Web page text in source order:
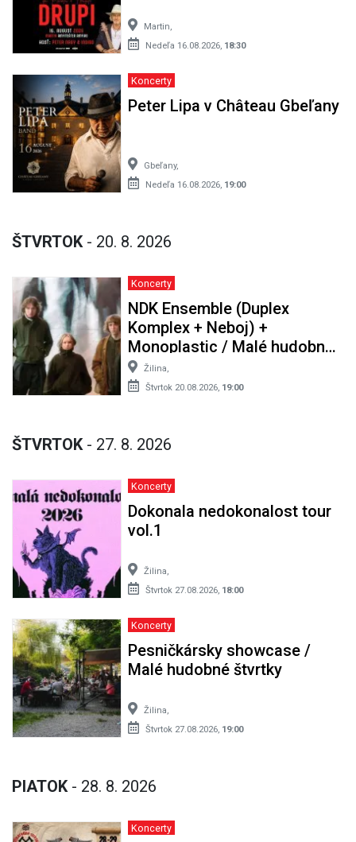
Martin,
Nedeľa 16.08.2026, 18:30
Koncerty
Peter Lipa v Château Gbeľany
Gbeľany,
Nedeľa 16.08.2026, 19:00
ŠTVRTOK - 20. 8. 2026
Koncerty
NDK Ensemble (Duplex
Komplex + Neboj) +
Monoplastic / Malé hudobné
štvrtky
Žilina,
Štvrtok 20.08.2026, 19:00
ŠTVRTOK - 27. 8. 2026
Koncerty
Dokonala nedokonalost tour
vol.1
Žilina,
Štvrtok 27.08.2026, 18:00
Koncerty
Pesničkársky showcase /
Malé hudobné štvrtky
Žilina,
Štvrtok 27.08.2026, 19:00
PIATOK - 28. 8. 2026
Koncerty